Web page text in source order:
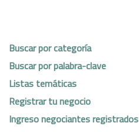
Buscar por categoría
Buscar por palabra-clave
Listas temáticas
Registrar tu negocio
Ingreso negociantes registrados